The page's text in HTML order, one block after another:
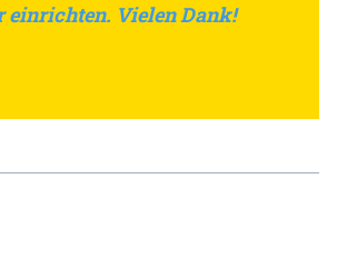
einrichten. Vielen Dank!